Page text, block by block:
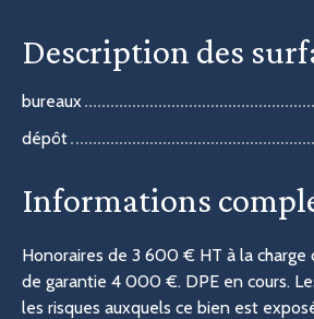
Description des
bureaux
dépôt
Informations
Honoraires de 3 600 € HT à la charge
de garantie 4 000 €. DPE en cours.
les risques auxquels ce bien est